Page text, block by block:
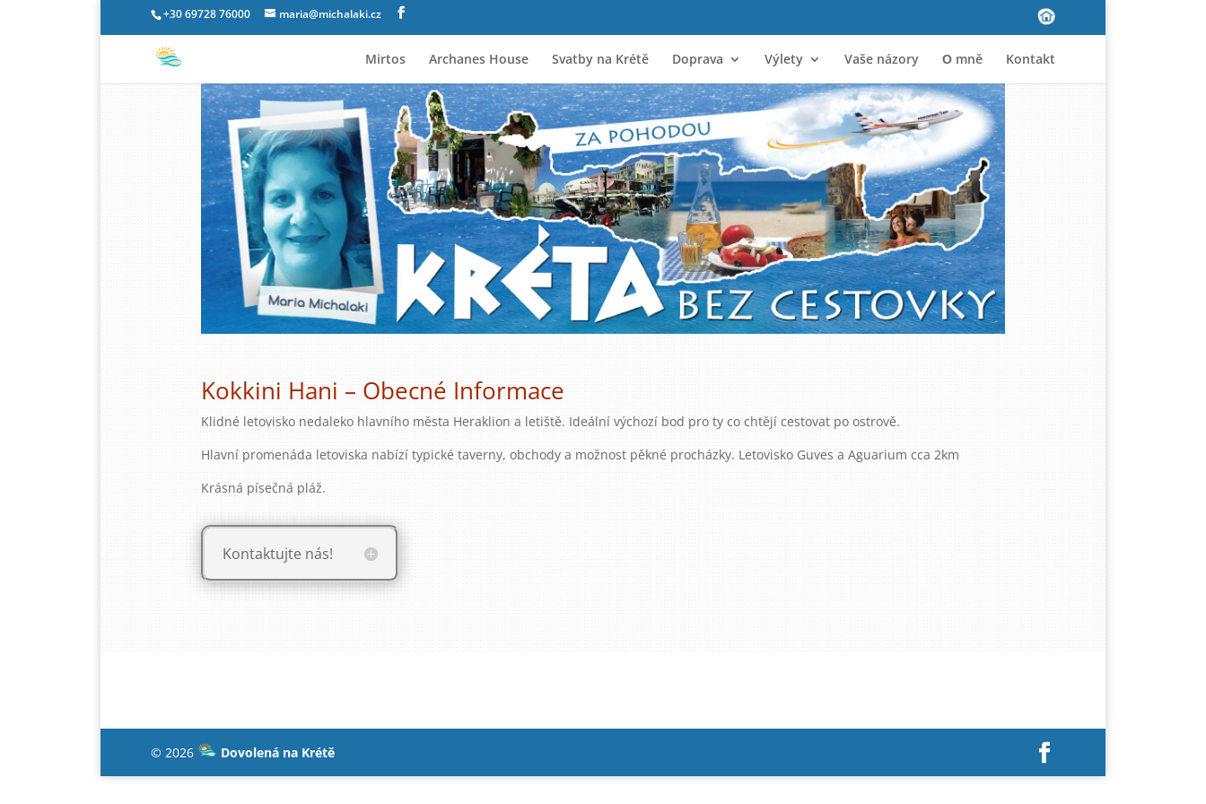
+30 69728 76000 maria@michalaki.cz
Mirtos Archanes House Svatby na Krétě Doprava Výlety Vaše názory Ο mně Kontakt
Kokkini Hani – Obecné Informace
Klidné letovisko nedaleko hlavního města Heraklion a letiště. Ideální výchozí bod pro ty co chtějí cestovat po ostrově.
Hlavní promenáda letoviska nabízí typické taverny, obchody a možnost pěkné procházky. Letovisko Guves a Aguarium cca 2km
Krásná písečná pláž.
Kontaktujte nás!
© 2026 Dovolená na Krétě